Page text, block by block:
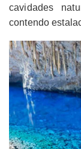
cavidades
contendo